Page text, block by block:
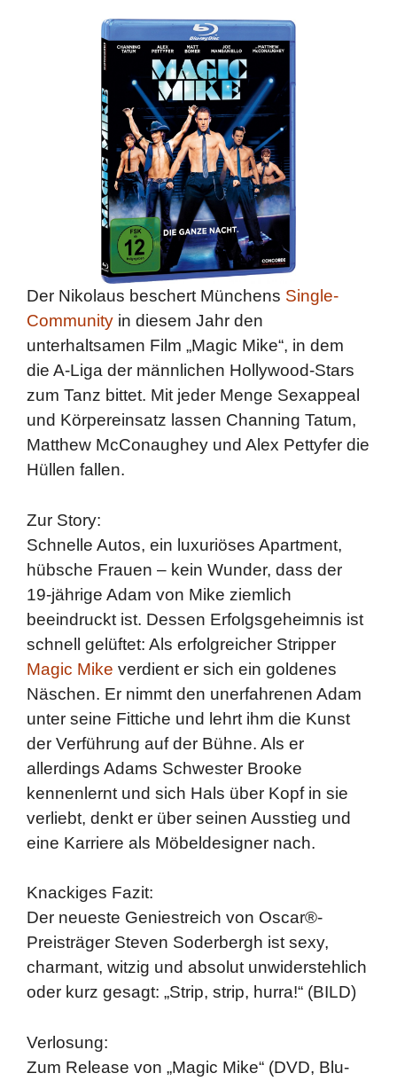
Der Nikolaus beschert Münchens Single-
Community in diesem Jahr den
unterhaltsamen Film „Magic Mike“, in dem
die A-Liga der männlichen Hollywood-Stars
zum Tanz bittet. Mit jeder Menge Sexappeal
und Körpereinsatz lassen Channing Tatum,
Matthew McConaughey und Alex Pettyfer die
Hüllen fallen.
Zur Story:
Schnelle Autos, ein luxuriöses Apartment,
hübsche Frauen – kein Wunder, dass der
19-jährige Adam von Mike ziemlich
beeindruckt ist. Dessen Erfolgsgeheimnis ist
schnell gelüftet: Als erfolgreicher Stripper
Magic Mike verdient er sich ein goldenes
Näschen. Er nimmt den unerfahrenen Adam
unter seine Fittiche und lehrt ihm die Kunst
der Verführung auf der Bühne. Als er
allerdings Adams Schwester Brooke
kennenlernt und sich Hals über Kopf in sie
verliebt, denkt er über seinen Ausstieg und
eine Karriere als Möbeldesigner nach.
Knackiges Fazit:
Der neueste Geniestreich von Oscar®-
Preisträger Steven Soderbergh ist sexy,
charmant, witzig und absolut unwiderstehlich
oder kurz gesagt: „Strip, strip, hurra!“ (BILD)
Verlosung:
Zum Release von „Magic Mike“ (DVD, Blu-